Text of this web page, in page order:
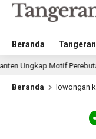
Beranda
Motif Perebutan
Beranda lowongan